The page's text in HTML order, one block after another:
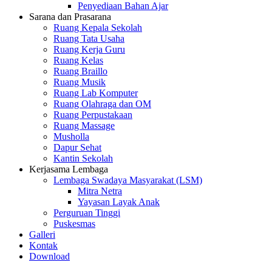
Penyediaan Bahan Ajar
Sarana dan Prasarana
Ruang Kepala Sekolah
Ruang Tata Usaha
Ruang Kerja Guru
Ruang Kelas
Ruang Braillo
Ruang Musik
Ruang Lab Komputer
Ruang Olahraga dan OM
Ruang Perpustakaan
Ruang Massage
Musholla
Dapur Sehat
Kantin Sekolah
Kerjasama Lembaga
Lembaga Swadaya Masyarakat (LSM)
Mitra Netra
Yayasan Layak Anak
Perguruan Tinggi
Puskesmas
Galleri
Kontak
Download